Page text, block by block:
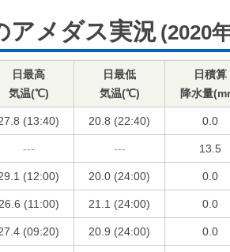
アメダス実況 (2020
日最高
気温(℃)
日最低
気温(℃)
日積算
降水量
(13:40) 20.8 (22:40) 0.0
--- --- 13.5
(12:00) 20.0 (24:00) 0.0
26.6 (11:00) 21.1 (24:00) 0.0
(09:20) 20.9 (24:00) 0.0